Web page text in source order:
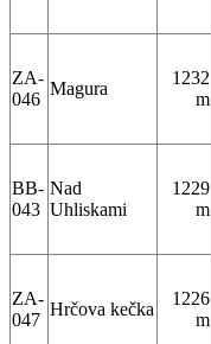
ZA-
046
Magura
1232
m
BB-
043
Nad
Uhliskami
1229
m
ZA-
047
Hrčova kečka
1226
m